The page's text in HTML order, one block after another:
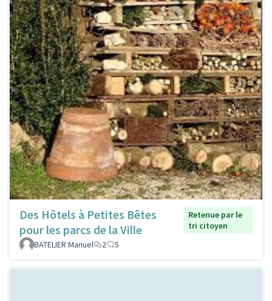
Des Hôtels à Petites Bêtes
pour les parcs de la Ville
Retenue par le
tri citoyen
BATELIER Manuel
2 5